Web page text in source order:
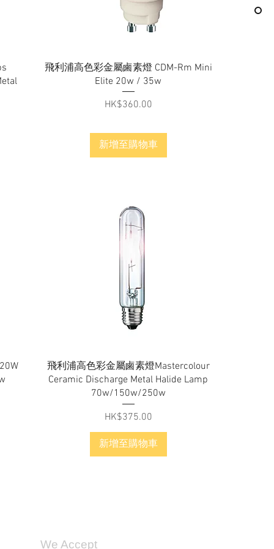
快速瀏覽
飛利浦高色彩金屬鹵素燈 CDM-Rm Mini
Elite 20w / 35w
價格
HK$360.00
新增至購物車
快速瀏覽
飛利浦高色彩金屬鹵素燈Mastercolour
Ceramic Discharge Metal Halide Lamp
70w/150w/250w
價格
HK$375.00
新增至購物車
We Accept